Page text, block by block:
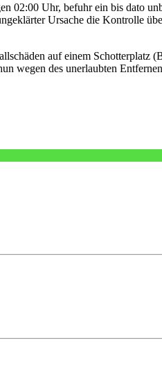
02:00 Uhr, befuhr ein bis dato
Ursache die Kontrolle
auf einem
wegen des unerlaubten